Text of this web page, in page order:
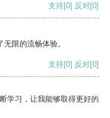
支持[0] 反对[0]
限的流畅体验。
支持[0] 反对[0]
学习，让我能够取得更好的